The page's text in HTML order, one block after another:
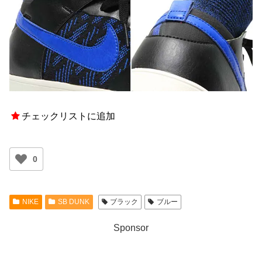
チェックリストに追加
0
NIKE SB DUNK ブラック ブルー
Sponsor